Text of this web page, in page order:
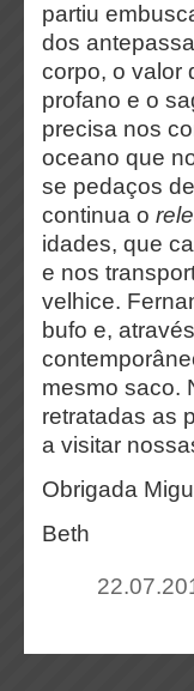
partiu
dos
corpo, o valor
profano e o
precisa nos
oceano que
se pedaços
continua o
idades, que
e nos
velhice.
bufo e,
mesmo saco.
retratadas as
a visitar
Obrigada
Beth